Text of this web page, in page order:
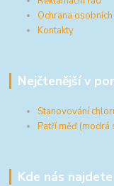
Ochrana
Kontakty
Nejčtenější v
Stanovování
Patří měď (modrá
Kde nás najdete